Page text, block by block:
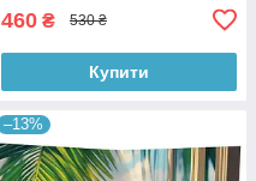
460 ₴ 530 ₴
Купити
–13%